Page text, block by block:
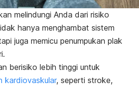
melindungi Anda dari risiko
hanya menghambat sistem
juga memicu penumpukan plak
berisiko lebih tinggi untuk
kardiovaskular, seperti stroke,